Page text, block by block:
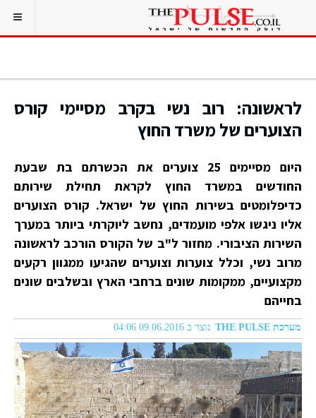
לראשונה: רוב נשי בקרב מסיימי קורס
הצוערים של משרד החוץ
היום מסיימים 25 צוערים את הכשרתם בת שבעת
החודשים במשרד החוץ לקראת תחילת שירותם
כדיפלומטים בשירות החוץ של ישראל. קורס הצוערים
אליו ניגשו אלפי מועמדים, נחשב ליוקרתי ביותר במערך
השירות הציבורי. מחזור ל"ב של הקורס הורכב לראשונה
מרוב נשי, וכלל צוערות וצוערים שהגיעו ממגוון רקעים
מקצועיים, ממקומות שונים ברחבי הארץ ובשלבים שונים
בחייהם
מערכת THE PULSE נוצר ב 09.06.2016 04:06